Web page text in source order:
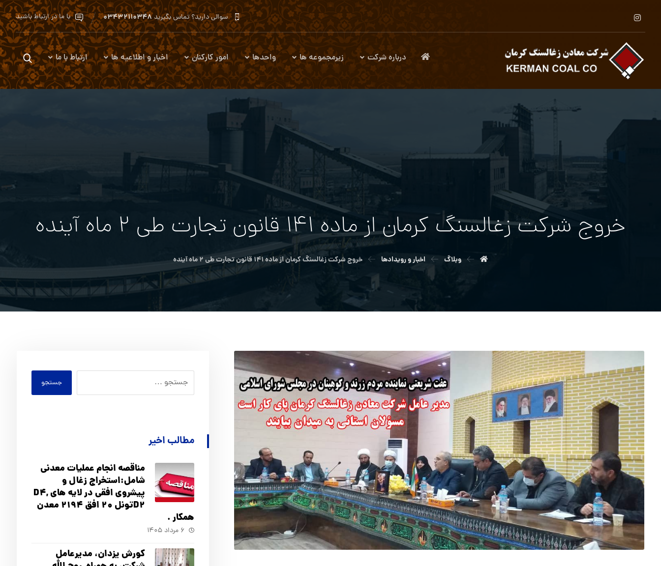
با ما در ارتباط باشید سوالی دارید؟ تماس بگیرید۰۳۴۳۲۱۱۰۳۴۸
درباره شرکت زیرمجموعه ها واحدها امور کارکنان اخبار و اطلاعیه ها ارتباط با ما
خروج شرکت زغالسنگ کرمان از ماده ۱۴۱ قانون تجارت طی ۲ ماه آینده
وبلاگ اخبار و رویدادها خروج شرکت زغالسنگ کرمان از ماده ۱۴۱ قانون تجارت طی ۲ ماه آینده
جستجو
مطالب اخیر
مناقصه انجام عملیات معدنی
شامل:استخراج زغال و
پیشروی افقی در لایه های D4,
D2تونل 20 افق 2194 معدن
همکار .
۶ مرداد ۱۴۰۵
کورش یزدان، مدیرعامل